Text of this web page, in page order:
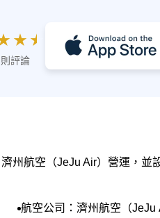
★ ★
評論
州航空（JeJu Air）營運，並
航空公司：濟州航空（JeJu